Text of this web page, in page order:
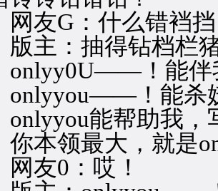
G：什么错裆挡
：抽得钻档栏
！能伴
！能杀
能帮助我，
领最大，就是
0：哎！